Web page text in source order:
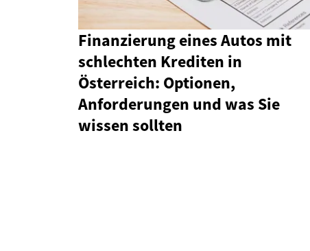
Finanzierung eines Autos mit
schlechten Krediten in
Österreich: Optionen,
Anforderungen und was Sie
wissen sollten